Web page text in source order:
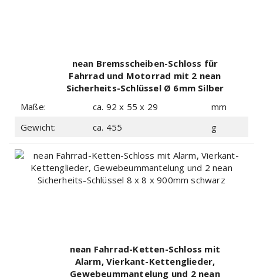
nean Bremsscheiben-Schloss für
Fahrrad und Motorrad mit 2 nean
Sicherheits-Schlüssel Ø 6mm Silber
Maße:
ca. 92 x 55 x 29
mm
Gewicht:
ca. 455 g
nean Fahrrad-Ketten-Schloss mit
Alarm, Vierkant-Kettenglieder,
Gewebeummantelung und 2 nean